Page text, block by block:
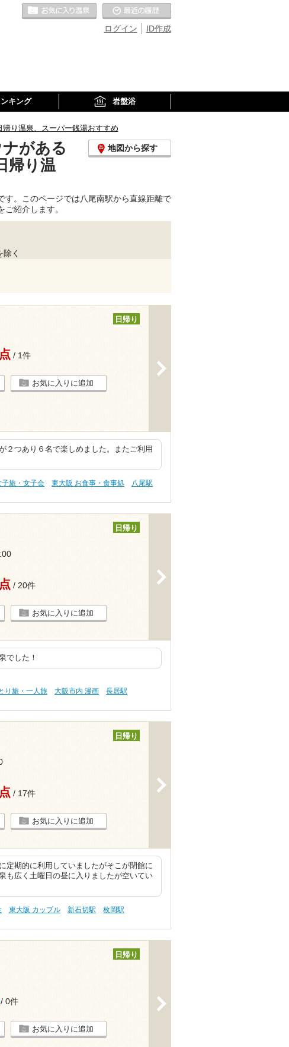
ID作成
ログイン
お気に入りの温泉
キング 岩盤浴
り温泉、スーパー銭湯おすすめ
がある
帰り温
地図から探す
す。このページでは八尾南駅から直線距離で
紹介します。
除く
日帰り
/ 1件
お気に入りに追加
２つあり６名で楽しめました。またご利用
子旅・女子会 東大阪 お食事・食事処
八尾駅
日帰り
/ 20件
お気に入りに追加
でした！
り旅・一人旅 大阪市内 漫画
長居駅
日帰り
/ 17件
お気に入りに追加
定期的に利用していましたがそこが閉館に
も広く土曜日の昼に入りましたが空いてい
東大阪 カップル 新石切駅
枚岡駅
日帰り
/ 0件
お気に入りに追加